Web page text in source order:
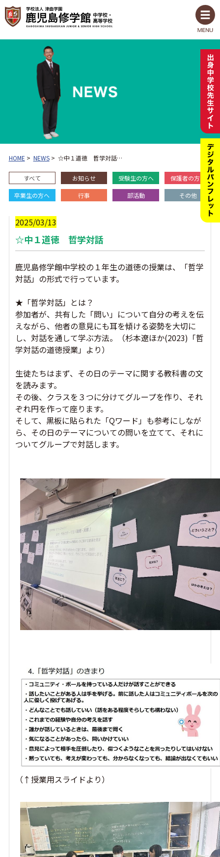
HOME > NEWS> ☆中１道徳 哲学対話…
すべて お知らせ 受験生の方へ 保護者の方へ
卒業生の方へ 行事 部活動 その他
2025/03/13
☆中１道徳 哲学対話
鹿児島修学館中学校の１年生の道徳の授業は、「哲学
対話」の形式で行っています。
★「哲学対話」とは？
参加者が、共有した「問い」について自分の考えを伝
えながら、他者の意見にも耳を傾ける姿勢を大切に
し、対話を通して学ぶ方法。（杉本遼ほか(2023)「哲
学対話の道徳授業」より）
生徒たちはまず、その日のテーマに関する教科書の文
を読みます。
その後、クラスを３つに分けてグループを作り、それ
ぞれ円を作って座ります。
そして、黒板に貼られた「Qワード」も参考にしなが
ら、その日のテーマについての問いを立てて、それに
ついてグループで対話します。
（↑授業用スライドより）